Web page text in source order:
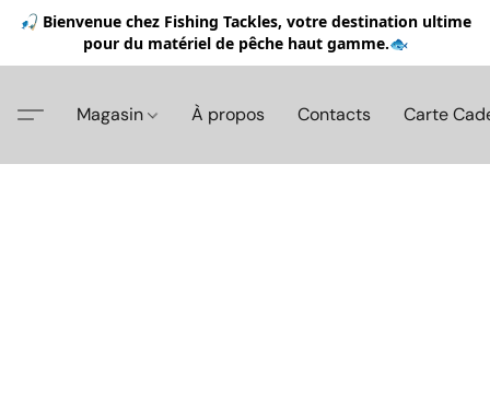
🎣 Bienvenue chez Fishing Tackles, votre destination ultime
pour du matériel de pêche haut gamme.🐟
Magasin À propos Contacts Carte